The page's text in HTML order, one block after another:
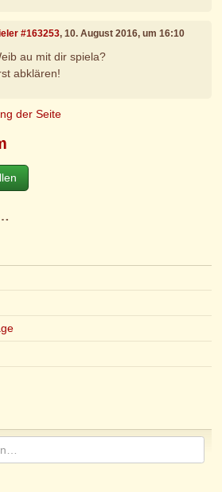
#163253, 10. August 2016, um 16:10
au mit dir spiela?
abklären!
der Seite